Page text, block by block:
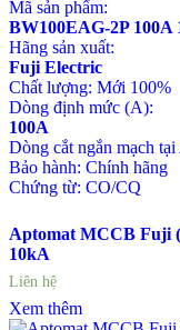
Mã sản phẩm:
BW100EAG-2P 100A
Hãng sản xuất:
Fuji Electric
Chất lượng: Mới 100%
Dòng định mức (A):
100A
Dòng cắt ngắn mạch
Bảo hành: Chính hãng
Chứng từ: CO/CQ
Aptomat MCCB Fuji
10kA
Liên hệ
Xem thêm